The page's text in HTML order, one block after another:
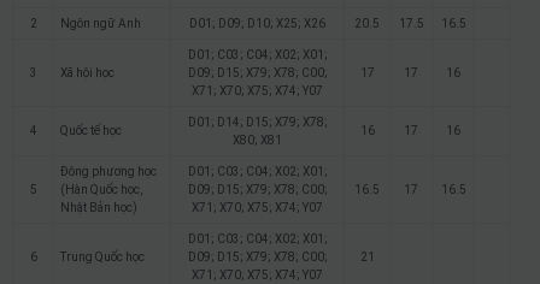
2 Ngôn ngữ Anh D01; D09; D10; X25; X26 20.5 17.5 16.5
3 Xã hội học
D01; C03; C04; X02; X01;
D09; D15; X79; X78; C00;
X71; X70; X75; X74; Y07
17 17 16
4 Quốc tế học
D01; D14; D15; X79; X78;
X80; X81
16 17 16
5
Đông phương học
(Hàn Quốc học,
Nhật Bản học)
D01; C03; C04; X02; X01;
D09; D15; X79; X78; C00;
X71; X70; X75; X74; Y07
16.5 17 16.5
6 Trung Quốc học
D01; C03; C04; X02; X01;
D09; D15; X79; X78; C00;
X71; X70; X75; X74; Y07
21